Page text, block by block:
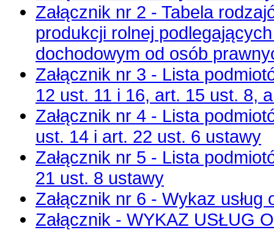
Załącznik nr 2 - Tabela
produkcji rolnej
dochodowym od osób
Załącznik nr 3 - Lista
12 ust. 11 i 16, art. 15 ust. 8,
Załącznik nr 4 - Lista
ust. 14 i art. 22 ust. 6 ustawy
Załącznik nr 5 - Lista
21 ust. 8 ustawy
Załącznik nr 6 - Wykaz
Załącznik - WYKAZ USŁUG